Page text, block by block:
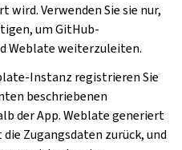
Verwenden Sie sie nur,
um GitHub-
Weblate weiterzuleiten.
Instanz registrieren Sie
beschriebenen
der App. Weblate generiert
Zugangsdaten zurück, und